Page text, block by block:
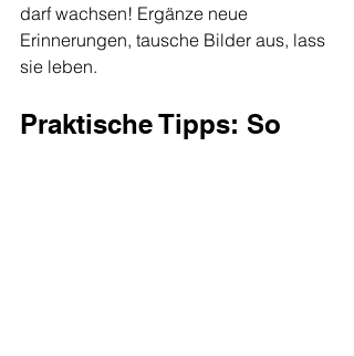
darf wachsen! Ergänze neue
Erinnerungen, tausche Bilder aus, lass
sie leben.
Praktische Tipps: So